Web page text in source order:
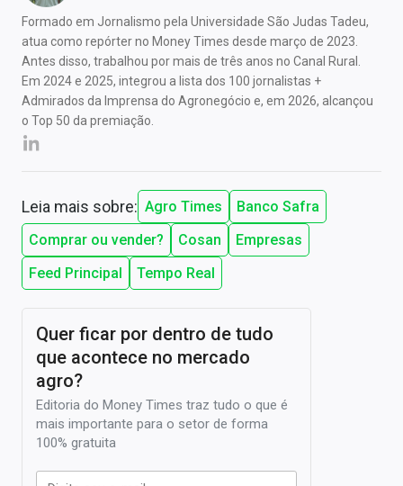
Formado em Jornalismo pela Universidade São Judas Tadeu,
atua como repórter no Money Times desde março de 2023.
Antes disso, trabalhou por mais de três anos no Canal Rural.
Em 2024 e 2025, integrou a lista dos 100 jornalistas +
Admirados da Imprensa do Agronegócio e, em 2026, alcançou
o Top 50 da premiação.
Leia mais sobre: Agro Times
Banco Safra
Comprar ou vender?
Cosan
Empresas
Feed Principal
Tempo Real
Quer ficar por dentro de tudo
que acontece no mercado
agro?
Editoria do Money Times traz tudo o que é
mais importante para o setor de forma
100% gratuita